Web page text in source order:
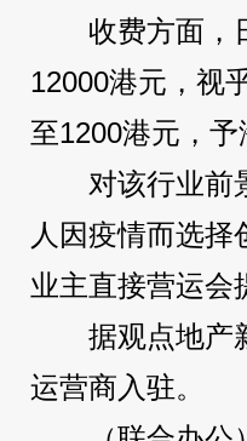
收费方面，
12000港元，视
至1200港元，
对该行业前
人因疫情而选
业主直接营运会
据观点地产
运营商入驻。